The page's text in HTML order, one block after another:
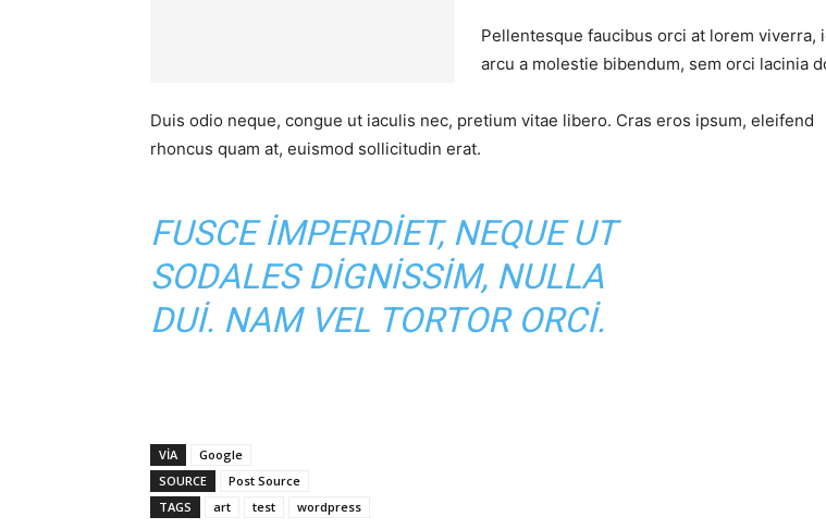
Pellentesque faucibus orci at lorem viverra,
arcu a molestie bibendum, sem orci lacinia
Duis odio neque, congue ut iaculis nec, pretium vitae libero. Cras eros ipsum, eleifend
rhoncus quam at, euismod sollicitudin erat.
FUSCE IMPERDIET, NEQUE UT
SODALES DIGNISSIM, NULLA
DUI. NAM VEL TORTOR ORCI.
VIA
Google
SOURCE
Post Source
TAGS
art test wordpress